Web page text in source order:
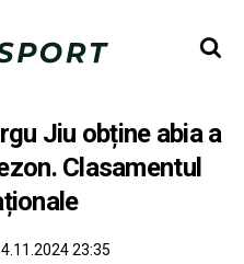
Jiu obține abia a
Clasamentul
23:35